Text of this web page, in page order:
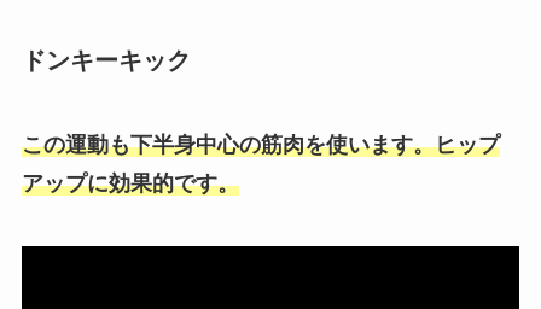
ドンキーキック
この運動も下半身中心の筋肉を使います。ヒップ
アップに効果的です。